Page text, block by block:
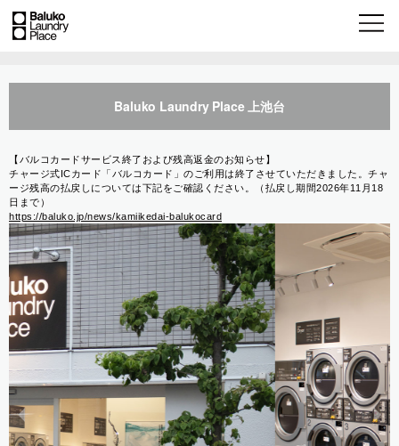
Baluko Laundry Place 上池台
【バルコカードサービス終了および残高返金のお知らせ】
チャージ式ICカード「バルコカード」のご利用は終了させていただきました。チャ
ージ残高の払戻しについては下記をご確認ください。（払戻し期間2026年11月18
日まで）
https://baluko.jp/news/kamiikedai-balukocard